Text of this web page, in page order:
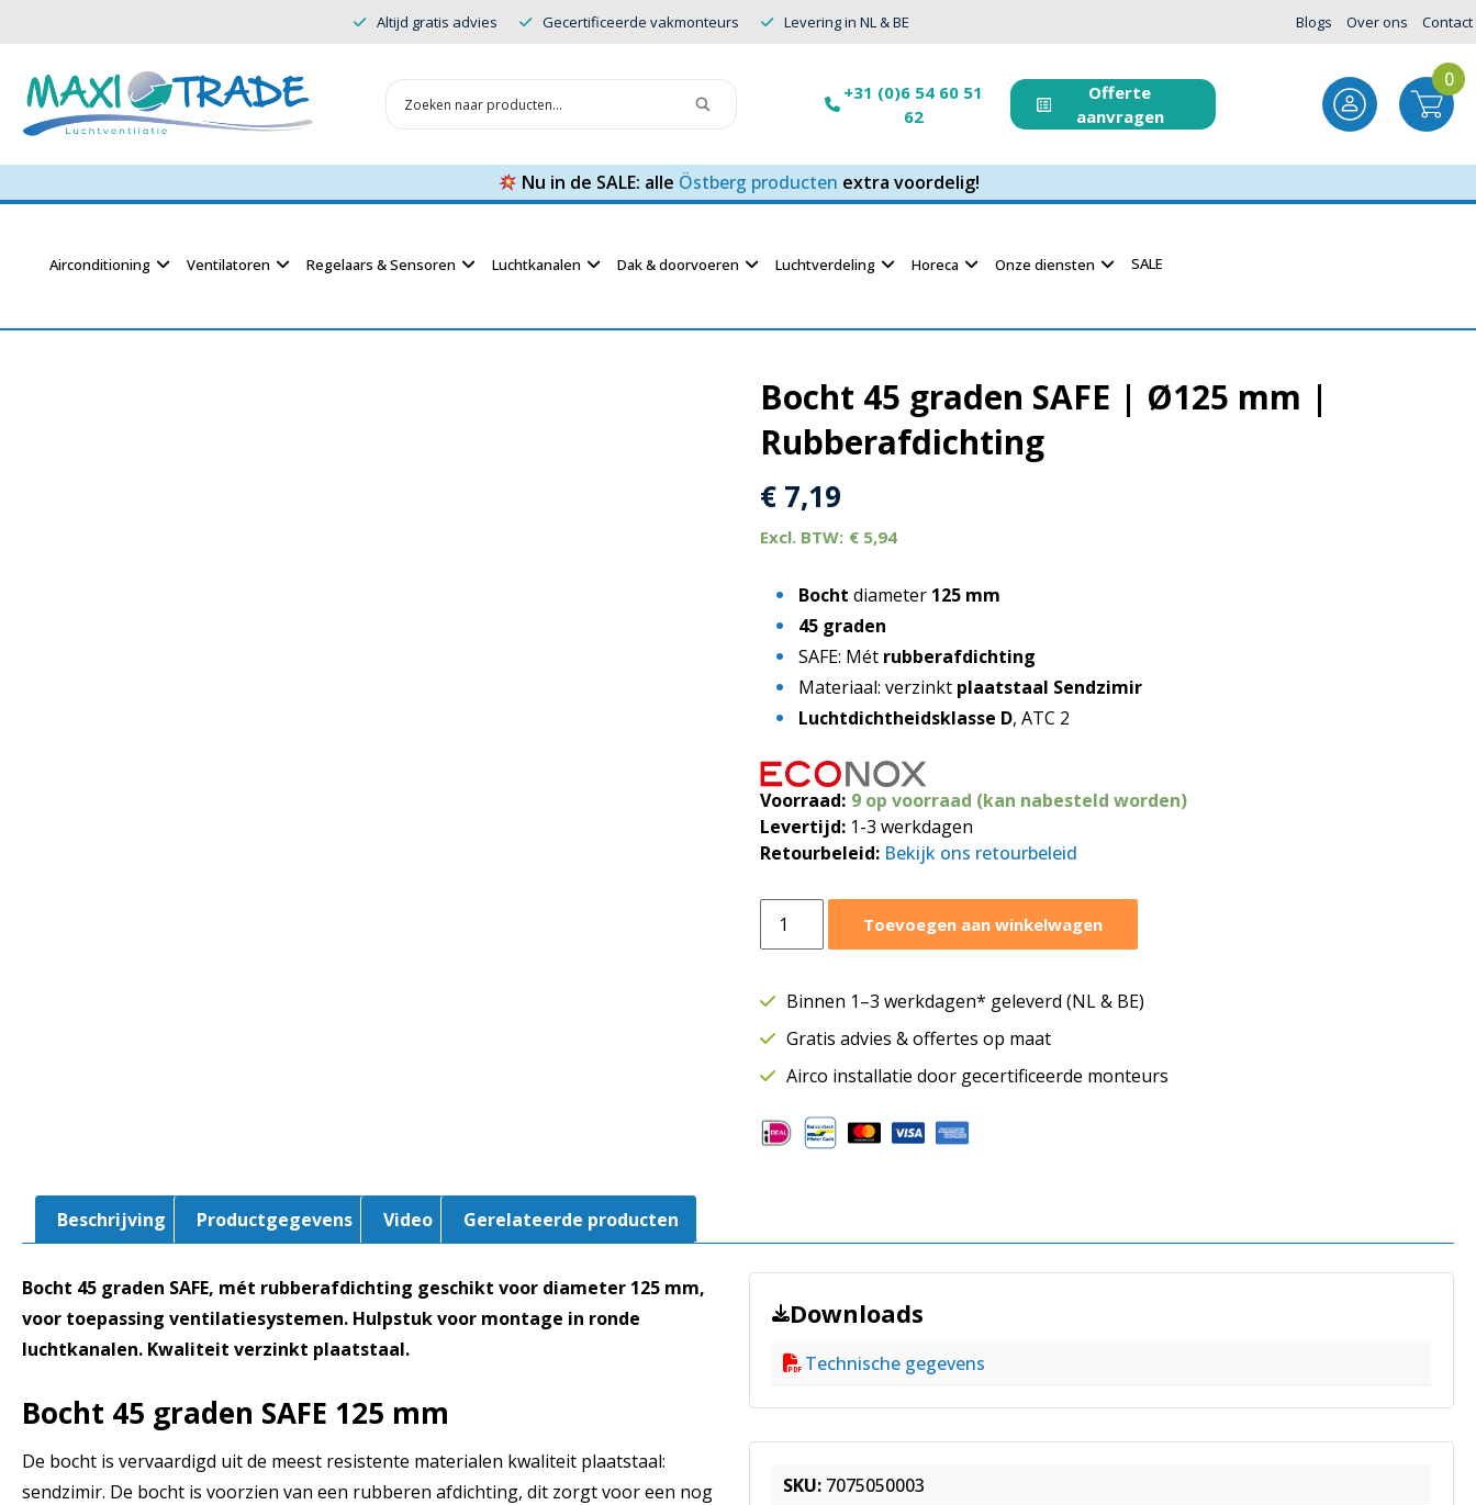
Altijd gratis advies Gecertificeerde vakmonteurs Levering in NL & BE Blogs Over ons Contact
+31 (0)6 54 60 51
62
Offerte
aanvragen
0
Nu in de SALE: alle Östberg producten extra voordelig!
Airconditioning Ventilatoren Regelaars & Sensoren Luchtkanalen Dak & doorvoeren Luchtverdeling Horeca Onze diensten SALE
Bocht 45 graden SAFE | Ø125 mm |
Rubberafdichting
€ 7,19
€ 5,94
Bocht diameter 125 mm
45 graden
SAFE: Mét rubberafdichting
Materiaal: verzinkt plaatstaal Sendzimir
Luchtdichtheidsklasse D, ATC 2
Voorraad: 9 op voorraad (kan nabesteld worden)
Levertijd: 1-3 werkdagen
Retourbeleid: Bekijk ons retourbeleid
SAFE
Ø125
mm
Rubberafdichting
aantal
Toevoegen aan winkelwagen
Binnen 1–3 werkdagen* geleverd (NL & BE)
Gratis advies & offertes op maat
Airco installatie door gecertificeerde monteurs
Beschrijving Productgegevens Video Gerelateerde producten
Bocht 45 graden SAFE, mét rubberafdichting geschikt voor diameter 125 mm,
voor toepassing ventilatiesystemen. Hulpstuk voor montage in ronde
luchtkanalen. Kwaliteit verzinkt plaatstaal.
Bocht 45 graden SAFE 125 mm
De bocht is vervaardigd uit de meest resistente materialen kwaliteit plaatstaal:
sendzimir. De bocht is voorzien van een rubberen afdichting, dit zorgt voor een nog
Downloads
Technische gegevens
SKU: 7075050003